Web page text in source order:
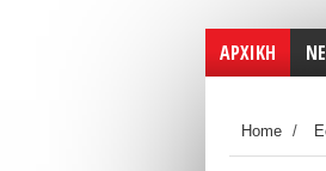
ΑΡΧΙΚΗ
Home /